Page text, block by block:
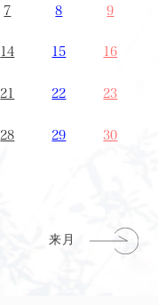
7 8 9
14 15 16
21 22 23
28 29 30